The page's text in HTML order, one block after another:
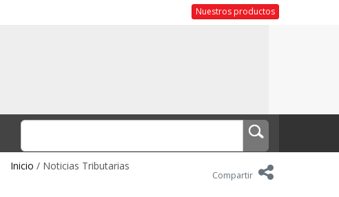
Nuestros productos
Inicio / Noticias Tributarias
Compartir